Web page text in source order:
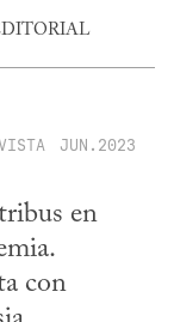
JUN.2023
en
con